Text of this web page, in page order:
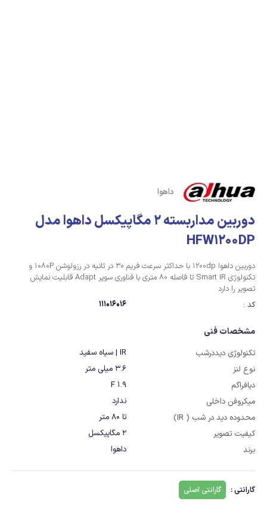
داهوا
دوربین مداربسته 2 مگاپیکسل داهوا مدل
HFW1200DP
دوربین داهوا 1200dp با حداکثر سرعت فریم 30 در ثانیه در رزولوشن 1080P و
تکنولوژی Smart IR تا فاصله 80 متری با فناوری سوپر Adapt قابلیت نمایش
تصویر را دارد
کد :
111016016
مشخصات فنی
تکنولوژی دیددرشب
IR | سیاه سفید
نوع لنز
3.6 میلی متر
دیافراگم
F 1.9
میکروفن داخلی
ندارد
محدوده دید در شب ( IR)
تا 80 متر
کیفیت تصویر
2 مگاپیکسل
برند
داهوا
گارانتی : گارانتی اصلی